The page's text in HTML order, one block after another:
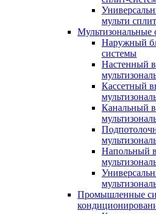
мульти
Мультизональные
Наружный
системы
Настенный
Кассетный
Канальный
Напольный
Промышленные